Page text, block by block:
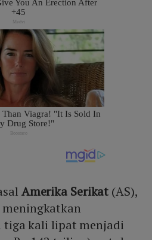
Amerika Serikat (AS),
meningkatkan
tiga kali lipat menjadi